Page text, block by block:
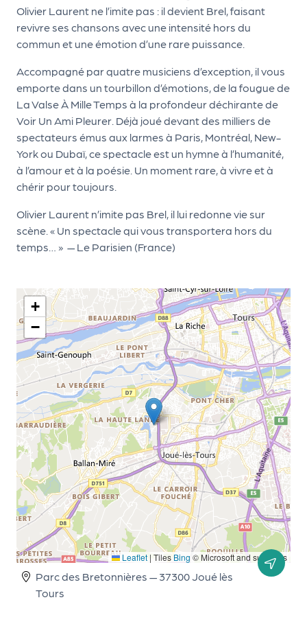
Olivier Laurent ne l’imite pas : il devient Brel, faisant
revivre ses chansons avec une intensité hors du
commun et une émotion d’une rare puissance.
Accompagné par quatre musiciens d’exception, il vous
emporte dans un tourbillon d’émotions, de la fougue de
La Valse À Mille Temps à la profondeur déchirante de
Voir Un Ami Pleurer. Déjà joué devant des milliers de
spectateurs émus aux larmes à Paris, Montréal, New-
York ou Dubaï, ce spectacle est un hymne à l’humanité,
à l’amour et à la poésie. Un moment rare, à vivre et à
chérir pour toujours.
Olivier Laurent n’imite pas Brel, il lui redonne vie sur
scène. « Un spectacle qui vous transportera hors du
temps… » — Le Parisien (France)
+
−
Leaflet | Tiles Bing © Microsoft and suppliers
Parc des Bretonnières — 37300 Joué lès
Tours
le
PR
O
G!
N
os
se
rvi
ce
s
L
k
it
d
e
l'
o
r
g
a
n
i
s
a
t